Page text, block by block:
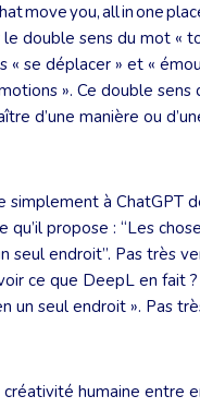
move you, all in one
double sens du mot «
« se déplacer » et «
». Ce double sens
d’une manière ou
simplement à ChatGPT
qu’il propose : “Les
seul endroit”. Pas très
ce que DeepL en fait
un seul endroit ». Pas
créativité humaine entre